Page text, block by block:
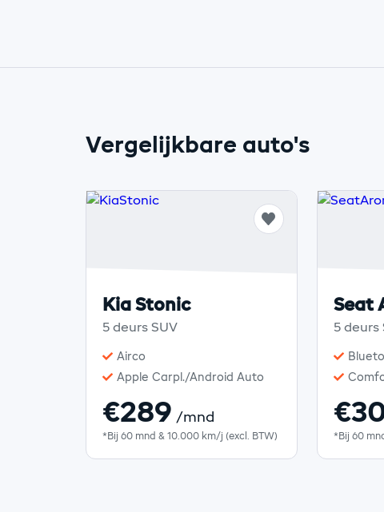
Vergelijkbare auto's
Kia Stonic
5 deurs SUV
Airco
Apple Carpl./Android Auto
€289 /mnd
*Bij 60 mnd & 10.000 km/j (excl. BTW)
Seat
5 deurs
*Bij 60